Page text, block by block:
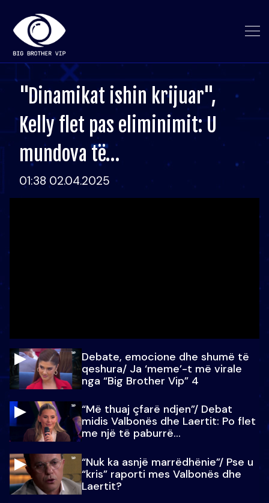
"Dinamikat ishin krijuar",
Kelly flet pas eliminimit: U
mundova të…
01:38 02.04.2025
Debate, emocione dhe shumë të
qeshura/ Ja ‘meme’-t më virale
nga “Big Brother Vip” 4
“Më thuaj çfarë ndjen”/ Debat
midis Valbonës dhe Laertit: Po flet
me një të paburrë...
“Nuk ka asnjë marrëdhënie”/ Pse u
“kris” raporti mes Valbonës dhe
Laertit?